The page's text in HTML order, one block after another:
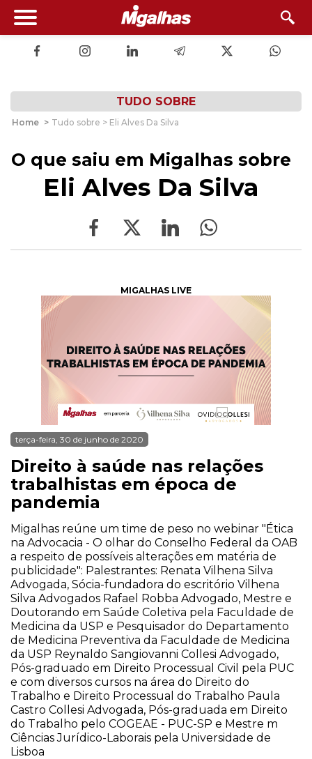
TUDO SOBRE
Home > Tudo sobre > Eli Alves Da Silva
O que saiu em Migalhas sobre
Eli Alves Da Silva
MIGALHAS LIVE
terça-feira, 30 de junho de 2020
Direito à saúde nas relações
trabalhistas em época de
pandemia
Migalhas reúne um time de peso no webinar "Ética
na Advocacia - O olhar do Conselho Federal da OAB
a respeito de possíveis alterações em matéria de
publicidade": Palestrantes: Renata Vilhena Silva
Advogada, Sócia-fundadora do escritório Vilhena
Silva Advogados Rafael Robba Advogado, Mestre e
Doutorando em Saúde Coletiva pela Faculdade de
Medicina da USP e Pesquisador do Departamento
de Medicina Preventiva da Faculdade de Medicina
da USP Reynaldo Sangiovanni Collesi Advogado,
Pós-graduado em Direito Processual Civil pela PUC
e com diversos cursos na área do Direito do
Trabalho e Direito Processual do Trabalho Paula
Castro Collesi Advogada, Pós-graduada em Direito
do Trabalho pelo COGEAE - PUC-SP e Mestre m
Ciências Jurídico-Laborais pela Universidade de
Lisboa